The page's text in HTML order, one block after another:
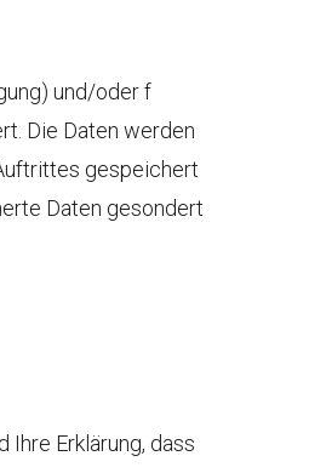
und/oder f
Die Daten werden
gespeichert
Daten gesondert
Erklärung, dass